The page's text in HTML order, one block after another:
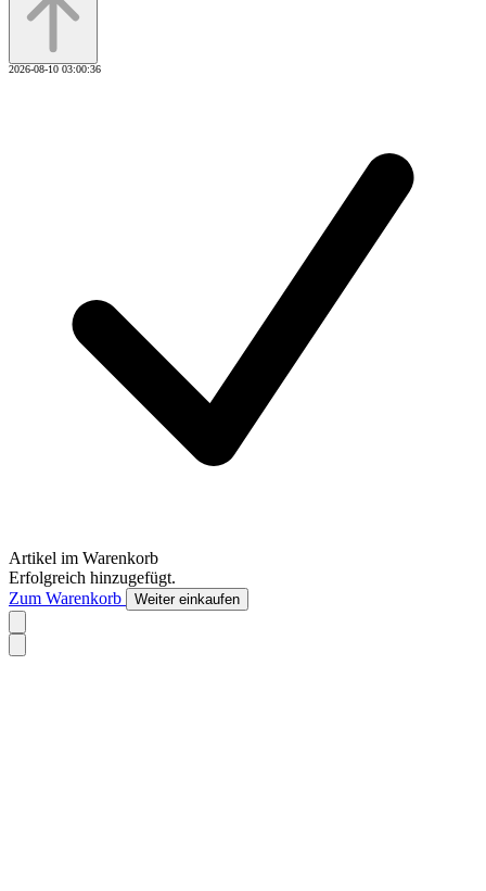
2026-08-10 03:00:36
Artikel im Warenkorb
Erfolgreich hinzugefügt.
Zum Warenkorb
Weiter einkaufen